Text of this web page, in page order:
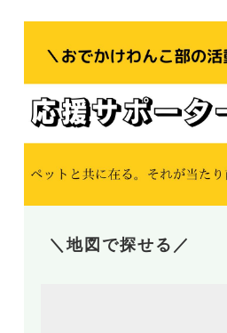
＼地図で探せる／